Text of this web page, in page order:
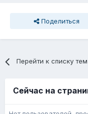
Поделиться
Перейти к списку тем
Сейчас на